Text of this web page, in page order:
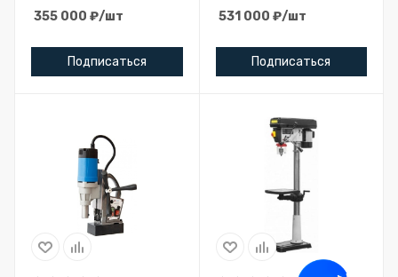
JGHD-32PF
355 000 ₽/шт
Подписаться
531 000 ₽/шт
Подписаться